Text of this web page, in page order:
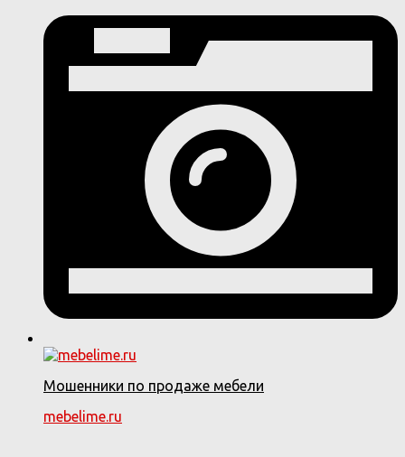
Мошенники по продаже мебели
mebelime.ru